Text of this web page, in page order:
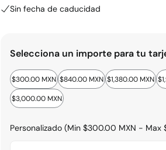
Sin fecha de caducidad
Selecciona un importe para tu
$300.00 MXN $840.00 MXN $1,380.00 MXN
$3,000.00 MXN
Personalizado (Min $300.00 MXN - Max